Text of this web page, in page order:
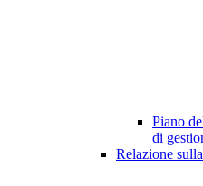
Piano
di
Relazione